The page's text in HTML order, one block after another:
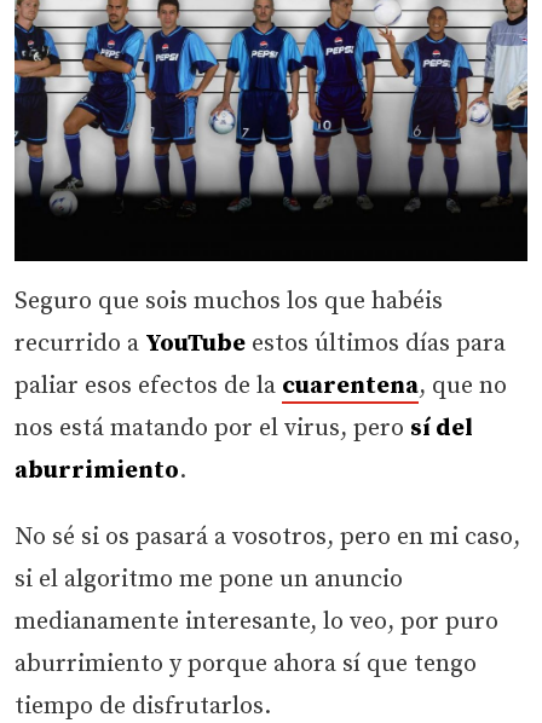
Seguro que sois muchos los que habéis
recurrido a YouTube estos últimos días para
paliar esos efectos de la cuarentena, que no
nos está matando por el virus, pero sí del
aburrimiento.
No sé si os pasará a vosotros, pero en mi caso,
si el algoritmo me pone un anuncio
medianamente interesante, lo veo, por puro
aburrimiento y porque ahora sí que tengo
tiempo de disfrutarlos.